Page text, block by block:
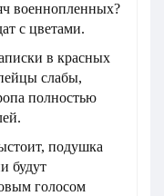
военнопленных?
с цветами.
в красных
слабы,
полностью
подушка
будут
голосом